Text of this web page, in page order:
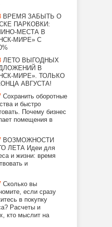
ВРЕМЯ ЗАБЫТЬ О
ПАРКОВКИ:
МЕСТА В
МИРЕ» С
ЛЕТО ВЫГОДНЫХ
В
МИРЕ». ТОЛЬКО
АВГУСТА!
Сохранить оборотные
и быстро
Почему бизнес
помещения в
ВОЗМОЖНОСТИ
ЛЕТА Идеи для
и жизни: время
и
Сколько вы
если сразу
в покупку
Расчеты и
кто мыслит на